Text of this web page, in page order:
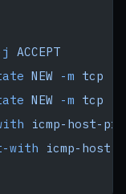
j
ACCEPT
NEW -m tcp
NEW -m tcp
icmp-host-
with icmp-host-